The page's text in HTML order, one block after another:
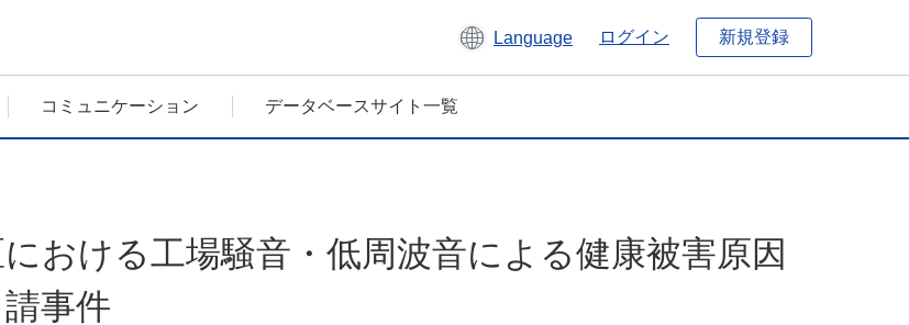
Language ログイン 新規登録
コミュニケーション データベースサイト一覧
おける工場騒音・低周波音による健康被害原因
事件